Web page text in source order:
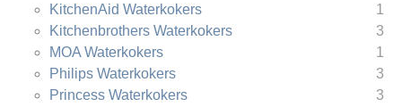
KitchenAid Waterkokers
1
Kitchenbrothers Waterkokers
3
MOA Waterkokers
1
Philips Waterkokers
3
Princess Waterkokers
3